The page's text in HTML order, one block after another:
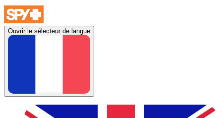
Ouvrir le sélecteur de langue